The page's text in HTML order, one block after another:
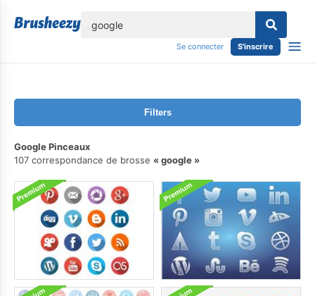
Se connecter S'inscrire
Filters
Google Pinceaux
107 correspondance de brosse
google